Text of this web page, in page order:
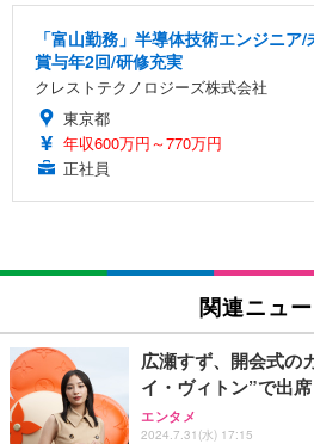
「富山勤務」半導体技術エンジニ
賞与年2回/研修充実
クレストテクノロジーズ株式会社
東京都
年収600万円～770万円
正社員
関連ニュー
広瀬すず、開会式の
イ・ヴィトン”で出席
エンタメ
2024.7.31(水) 17:15